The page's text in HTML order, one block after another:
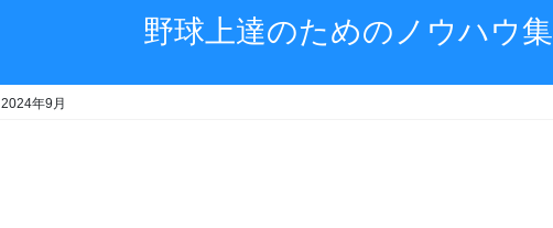
野球上達のためのノウハウ集
2024年9月